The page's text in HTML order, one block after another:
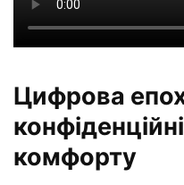
Цифрова
комфорту